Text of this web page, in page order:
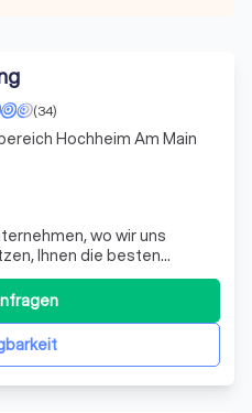
(34)
wo wir uns
Ihnen die besten
und Marketing-Cookies
Tools wie Google
Facebook Pixel, um
die uns h
Hochheim Am Main